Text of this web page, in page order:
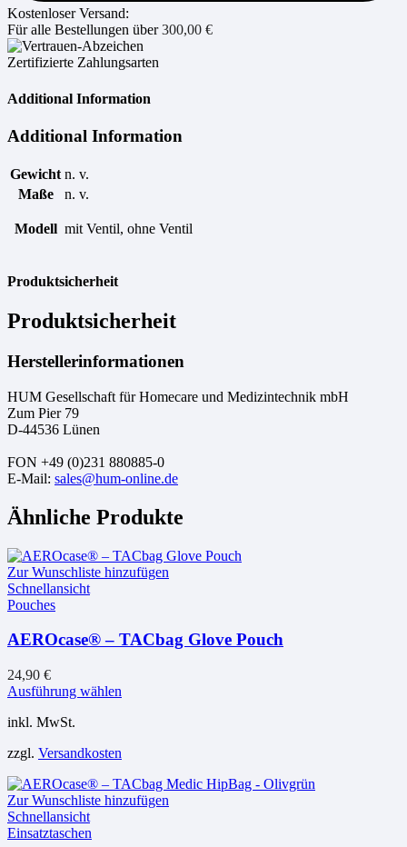
Kostenloser Versand:
Für alle Bestellungen über300,00 €
Zertifizierte Zahlungsarten
Additional Information
Additional Information
Gewicht n. v.
Maße
n. v.
Modell mit Ventil, ohne Ventil
Produktsicherheit
Produktsicherheit
Herstellerinformationen
HUM Gesellschaft für Homecare und Medizintechnik mbH
Zum Pier 79
D-44536 Lünen
FON +49 (0)231 880885-0
E-Mail: sales@hum-online.de
Ähnliche Produkte
Zur Wunschliste hinzufügen
Schnellansicht
Pouches
AEROcase® – TACbag Glove Pouch
24,90 €
Ausführung wählen
Varianten
Die
Optionen
inkl. MwSt.
zzgl. Versandkosten
Zur Wunschliste hinzufügen
Schnellansicht
Einsatztaschen